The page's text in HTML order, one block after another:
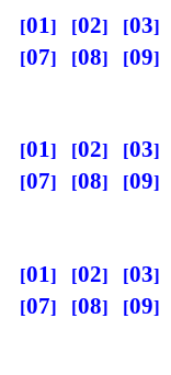
01 02 03
07
08 09
01 02 03
07
08 09
01 02 03
07
08 09